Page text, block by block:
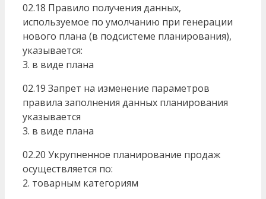
02.18 Правило получения данных,
используемое по умолчанию при генерации
нового плана (в подсистеме планирования),
указывается:
3. в виде плана
02.19 Запрет на изменение параметров
правила заполнения данных планирования
указывается
3. в виде плана
02.20 Укрупненное планирование продаж
осуществляется по:
2. товарным категориям